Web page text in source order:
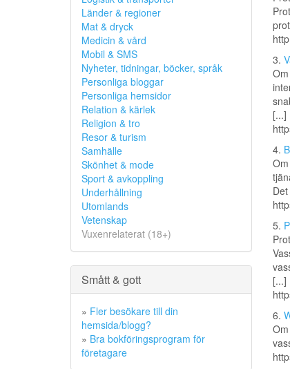
Länder & regioner
Mat & dryck
Medicin & vård
Mobil & SMS
Nyheter, tidningar, böcker, språk
Personliga bloggar
Personliga hemsidor
Relation & kärlek
Religion & tro
Resor & turism
Samhälle
Skönhet & mode
Sport & avkoppling
Underhållning
Utomlands
Vetenskap
Vuxenrelaterat (18+)
Smått & gott
» Fler besökare till din
hemsida/blogg?
» Bra bokföringsprogram för
företagare
3.
[...]
4.
5.
[...]
6.